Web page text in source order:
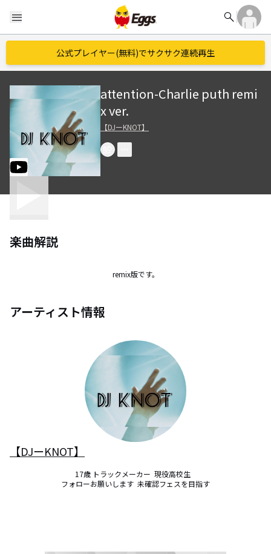
menu search
公式プレイヤー(無料)でサクサク連続再生
attention-Charlie puth remi
x ver.
【DJーKNOT】
楽曲解説
remix版です。
アーティスト情報
【DJーKNOT】
17歳 トラックメーカー  現役高校生
フォローお願いします  未確認フェスを目指す